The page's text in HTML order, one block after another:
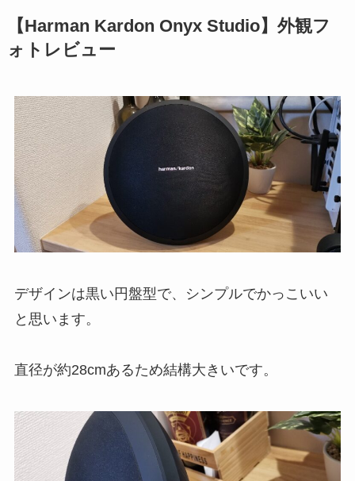
【Harman Kardon Onyx Studio】外観フ
ォトレビュー
デザインは黒い円盤型で、シンプルでかっこいい
と思います。
直径が約28cmあるため結構大きいです。